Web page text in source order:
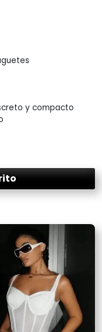
y compacto